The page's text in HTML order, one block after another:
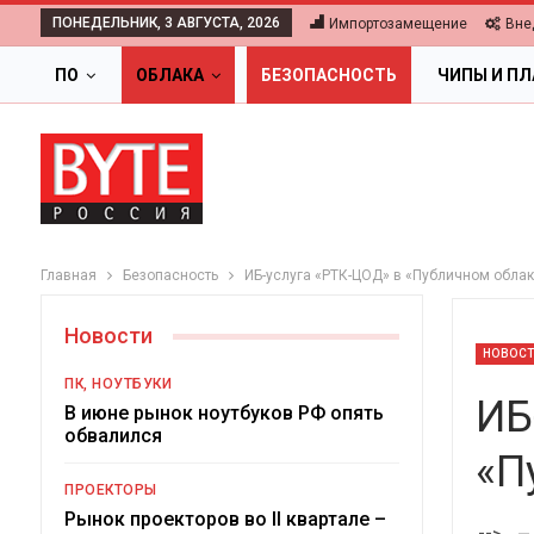
ПОНЕДЕЛЬНИК, 3 АВГУСТА, 2026 Импортозамещение
ПО ОБЛАКА БЕЗОПАСНОСТЬ ЧИПЫ И
Главная Безопасность ИБ-услуга «РТК-ЦОД» в «Публичном
Новости
ПК, НОУТБУКИ
В июне рынок ноутбуков РФ опять
обвалился
ПРОЕКТОРЫ
Рынок проекторов во II квартале –
ОБЛАКА
Цифровая